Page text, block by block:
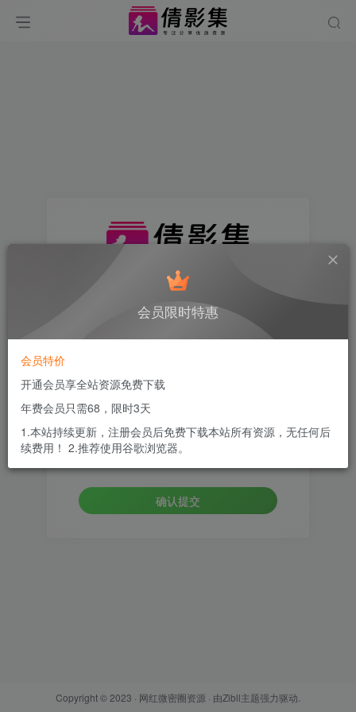
找回密码
邮箱
设置新密码
重复密码
确认提交
Copyright © 2023 · 网红微密圈资源 · 由Zibll主题强力驱动.
会员限时特惠
会员特价
开通会员享全站资源免费下载
年费会员只需68，限时3天
1.本站持续更新，注册会员后免费下载本站所有资源，无任何后
续费用！ 2.推荐使用谷歌浏览器。